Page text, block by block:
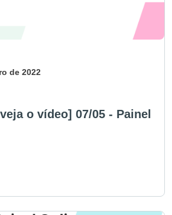
de 2022
o vídeo] 07/05 - Painel